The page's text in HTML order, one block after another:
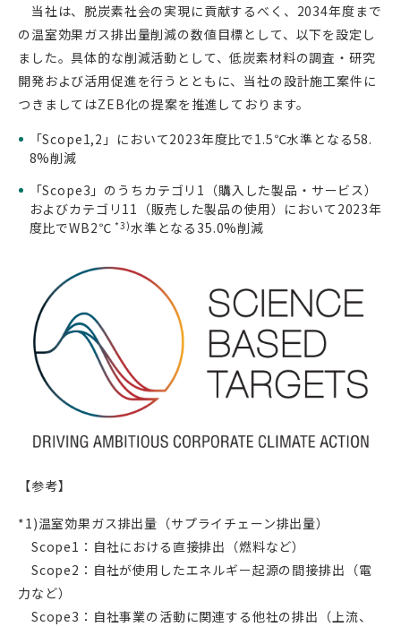
当社は、脱炭素社会の実現に貢献するべく、2034年度まで
の温室効果ガス排出量削減の数値目標として、以下を設定し
ました。具体的な削減活動として、低炭素材料の調査・研究
開発および活用促進を行うとともに、当社の設計施工案件に
つきましてはZEB化の提案を推進しております。
「Scope1,2」において2023年度比で1.5℃水準となる58.
8%削減
「Scope3」のうちカテゴリ1（購入した製品・サービス）
およびカテゴリ11（販売した製品の使用）において2023年
度比でWB2℃*3)水準となる35.0%削減
【参考】
*1)温室効果ガス排出量（サプライチェーン排出量）
Scope1：自社における直接排出（燃料など）
Scope2：自社が使用したエネルギー起源の間接排出（電
力など）
Scope3：自社事業の活動に関連する他社の排出（上流、